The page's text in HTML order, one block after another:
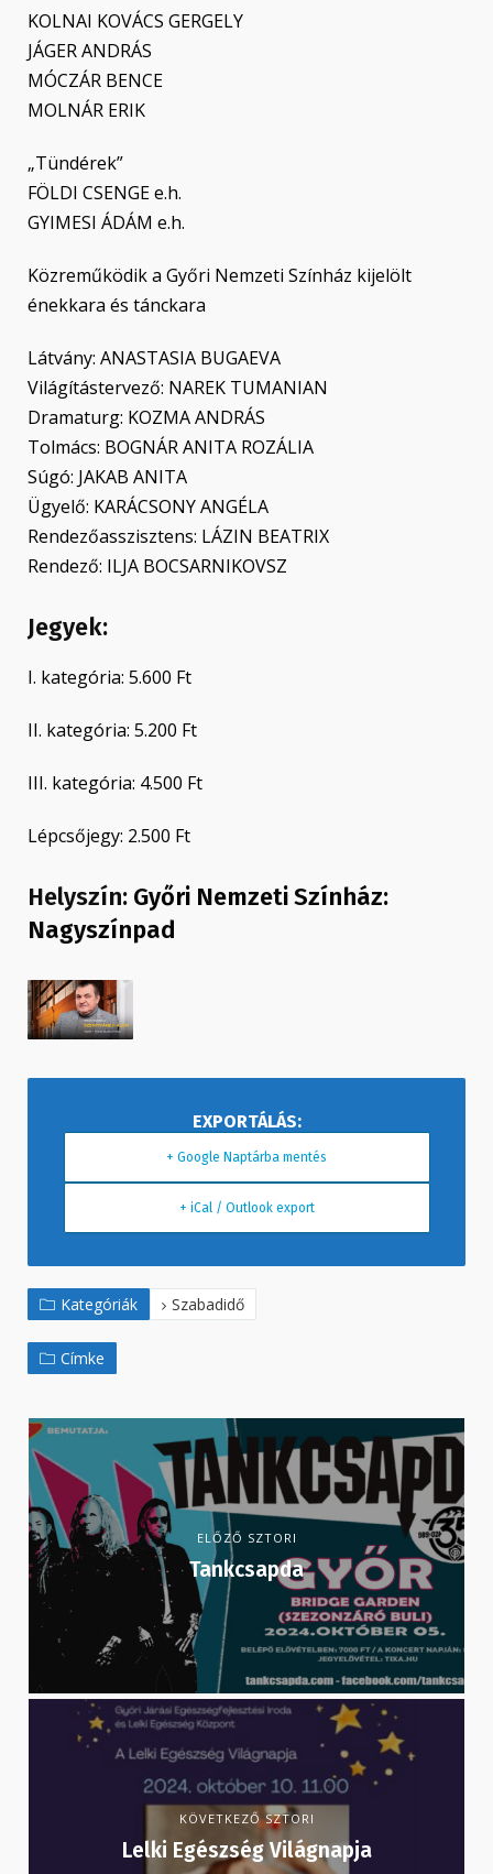
KOLNAI KOVÁCS GERGELY
JÁGER ANDRÁS
MÓCZÁR BENCE
MOLNÁR ERIK
„Tündérek”
FÖLDI CSENGE e.h.
GYIMESI ÁDÁM e.h.
Közreműködik a Győri Nemzeti Színház kijelölt
énekkara és tánckara
Látvány: ANASTASIA BUGAEVA
Világítástervező: NAREK TUMANIAN
Dramaturg: KOZMA ANDRÁS
Tolmács: BOGNÁR ANITA ROZÁLIA
Súgó: JAKAB ANITA
Ügyelő: KARÁCSONY ANGÉLA
Rendezőasszisztens: LÁZIN BEATRIX
Rendező: ILJA BOCSARNIKOVSZ
Jegyek:
I. kategória: 5.600 Ft
II. kategória: 5.200 Ft
III. kategória: 4.500 Ft
Lépcsőjegy: 2.500 Ft
Helyszín: Győri Nemzeti Színház:
Nagyszínpad
+ Google Naptárba mentés
+ iCal / Outlook export
Kategóriák Szabadidő
Címke
ELŐZŐ SZTORI
Tankcsapda
KÖVETKEZŐ SZTORI
Lelki Egészség Világnapja